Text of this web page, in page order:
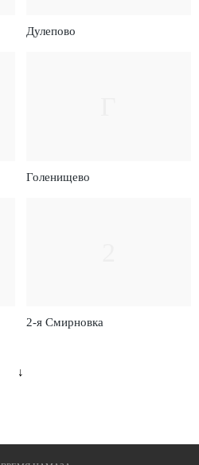
Дулепово
Голенищево
2-я Смирновка
↓